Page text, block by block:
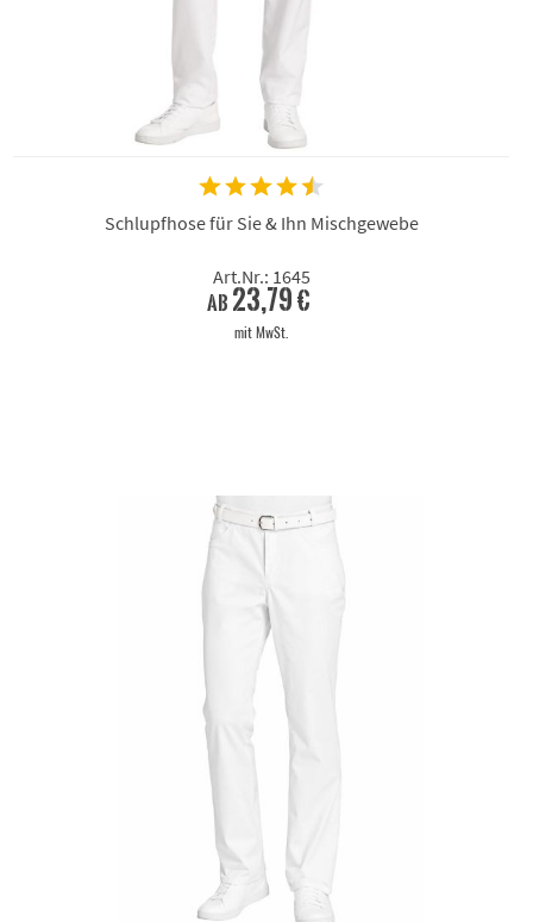
Schlupfhose für Sie & Ihn Mischgewebe
Art.Nr.: 1645
ab 23,79 €
mit MwSt.